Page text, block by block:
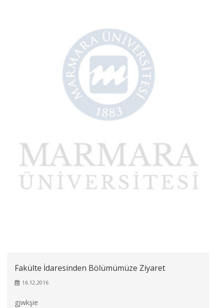
Fakülte İdaresinden Bölümümüze Ziyaret
16.12.2016
gjwkşie